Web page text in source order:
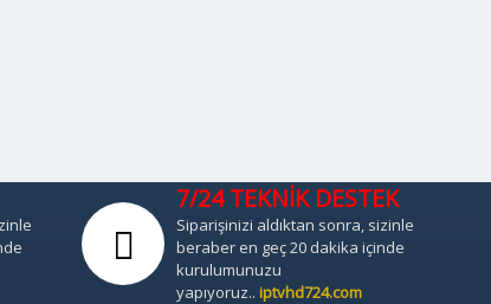
7/24 TEKNİK DESTEK
Siparişinizi aldıktan sonra, sizinle
beraber en geç 20 dakika içinde
kurulumunuzu
yapıyoruz..iptvhd724.com